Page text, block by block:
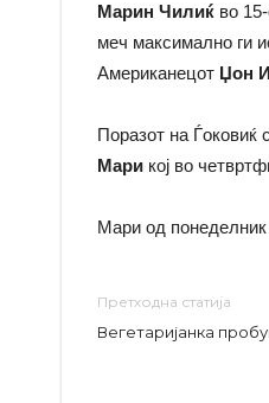
Марин Чилиќ во
меч максимално ги
Американецот Џон
Поразот на Ѓоковиќ
Мари кој во
Мари од
Претходна статија
Вегетаријанка